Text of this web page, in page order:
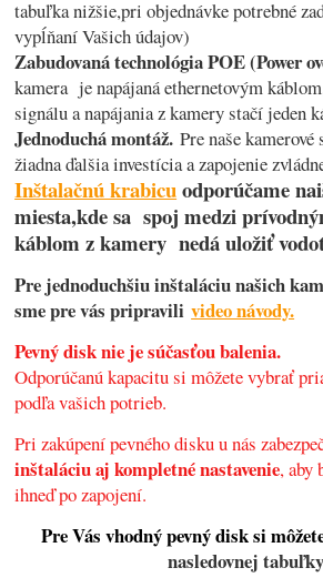
tabuľka nižšie,pri objednávke potrebné
vypĺňaní Vašich údajov)
Zabudovaná technológia POE (Power
kamera je napájaná ethernetovým
signálu a napájania z kamery stačí jeden
Jednoduchá montáž. Pre naše
žiadna ďalšia investícia a zapojenie
Inštalačnú krabicuodporúčame
miesta,kde sa spoj medzi
káblom z kamery nedá uložiť
Pre jednoduchšiu inštaláciu našich
sme pre vás pripravilivideo návody.
Pevný disk nie je súčasťou balenia.
Odporúčanú kapacitu si môžete vybrať
podľa vašich potrieb.
Pri zakúpení pevného disku u nás
inštaláciu aj kompletné nastavenie, aby
ihneď po zapojení.
Pre Vás vhodný pevný disk si
nasledovnej